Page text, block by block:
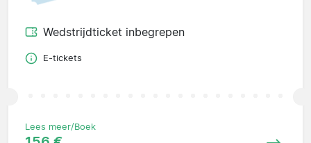
Wedstrijdticket inbegrepen
E-tickets
Lees meer/Boek